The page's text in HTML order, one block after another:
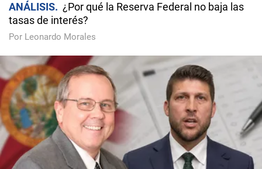
ANÁLISIS
¿Por qué la Reserva Federal no baja las
tasas de interés?
Por Leonardo Morales